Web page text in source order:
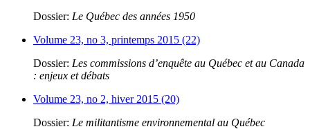
Dossier: Le Québec des années 1950
Volume 23, no 3, printemps 2015 (22)
Dossier: Les commissions d’enquête au Québec et au Canada
: enjeux et débats
Volume 23, no 2, hiver 2015 (20)
Dossier: Le militantisme environnemental au Québec